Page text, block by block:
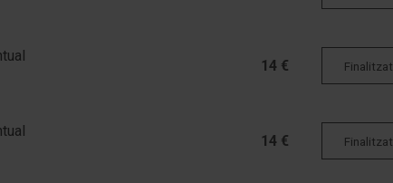
14 € Finalitzat
14 € Finalitzat